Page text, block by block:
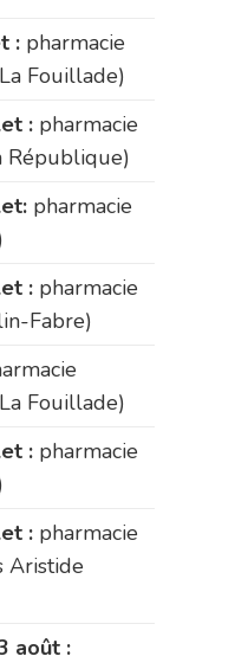
: pharmacie
Fouillade)
: pharmacie
République)
pharmacie
: pharmacie
Fabre)
Fouillade)
: pharmacie
: pharmacie
Aristide
août :